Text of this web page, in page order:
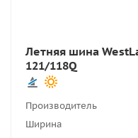
Летняя шина
121/118Q
Производитель
Ширина